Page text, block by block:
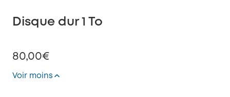
Disque dur 1 To
80,00€
Voir moins